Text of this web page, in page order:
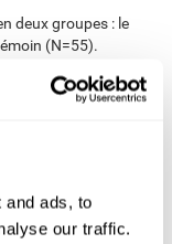
and ads, to
our traffic.
deux groupes : le
(N=55).
24 séances
validé et
d'Alzheimer. Il